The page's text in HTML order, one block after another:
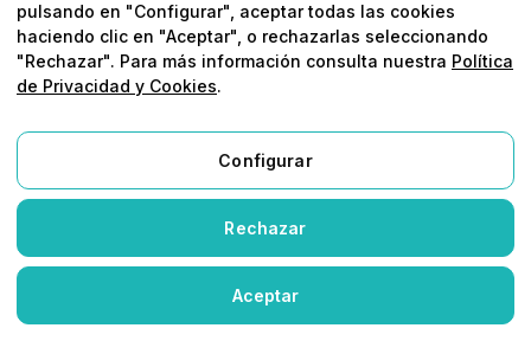
Estrategia, datos
resultados
realesdesde
pulsando en "Configurar", aceptar todas las cookies
haciendo clic en "Aceptar", o rechazarlas seleccionando
"Rechazar". Para más información consulta nuestra Política
de Privacidad y Cookies.
Configurar
Rechazar
Aceptar